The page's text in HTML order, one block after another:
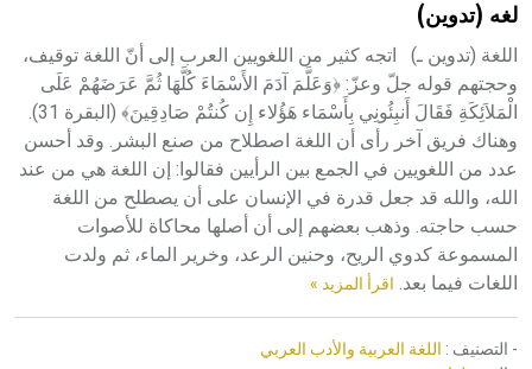
هيئة الموسوعة العربية تطلق موسوعات جديدة في عام 2026لغه (تدوين)
اللغة (تدوين ـ) اتجه كثير من اللغويين العرب إلى أنّ اللغة توقيف،
وحجتهم قوله جلّ وعزّ: ﴿وَعَلَّمَ آدَمَ الأَسْمَاءَ كُلَّهَا ثُمَّ عَرَضَهُمْ عَلَى
الْمَلاَئِكَةِ فَقَالَ أَنبِئُونِي بِأَسْمَاء هَؤُلاء إِن كُنتُمْ صَادِقِينَ﴾ (البقرة 31).
وهناك فريق آخر رأى أن اللغة اصطلاح من صنع البشر. وقد أحسن
عدد من اللغويين في الجمع بين الرأيين فقالوا: إن اللغة هي من عند
الله، والله قد جعل قدرة في الإنسان على أن يصطلح من اللغة
حسب حاجته. وذهب بعضهم إلى أن أصلها محاكاة للأصوات
المسموعة كدوي الريح، وحنين الرعد، وخرير الماء، ثم ولدت
اللغات فيما بعد. اقرأ المزيد »
- التصنيف : اللغة العربية والأدب العربي